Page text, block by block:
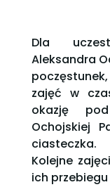
Dla
Aleksandra
zajęć w
okazję
Ochojskiej
ciasteczka.
Kolejne
ich